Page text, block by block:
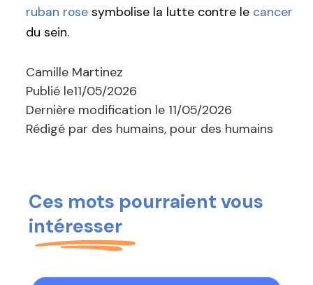
ruban rose symbolise la lutte contre le cancer
du sein.
Camille Martinez
Publié le11/05/2026
Dernière modification le 11/05/2026
Rédigé par des humains, pour des humains
Ces mots pourraient vous
intéresser